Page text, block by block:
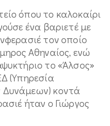
όπου το καλοκαίρι
ένα βαριετέ με
τον οποίο
Αθηναίος, ενώ
το «Άλσος»
(Υπηρεσία
κοντά
ήταν ο Γιώργος